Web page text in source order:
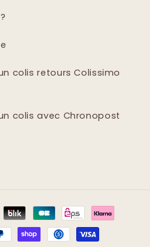
colis retours Colissimo
colis avec Chronopost